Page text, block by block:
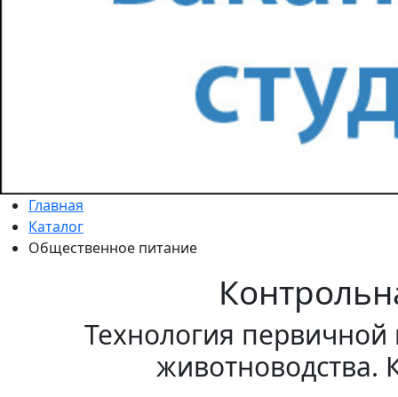
Главная
Каталог
Общественное питание
Технология первичной
животноводства.